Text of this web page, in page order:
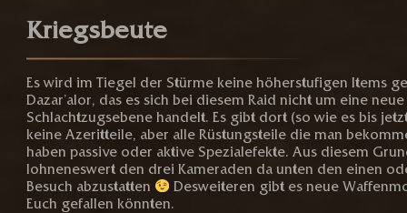
Kriegsbeute
Es wird im Tiegel der Stürme keine höherstufigen Items
Dazar’alor, das es sich bei diesem Raid nicht um eine neue
Schlachtzugsebene handelt. Es gibt dort (so wie es bis
keine Azeritteile, aber alle Rüstungsteile die man
haben passive oder aktive Spezialefekte. Aus diesem
lohneneswert den drei Kameraden da unten den einen
Besuch abzustatten
Desweiteren gibt es neue
Euch gefallen könnten.